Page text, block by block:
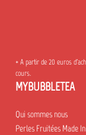
* A partir de 20 euros
cours.
MYBUBBLETEA
Qui sommes nous
Perles Fruitées Made